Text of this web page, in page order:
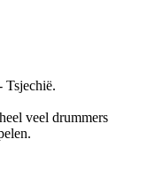
Tsjechië.
veel drummers